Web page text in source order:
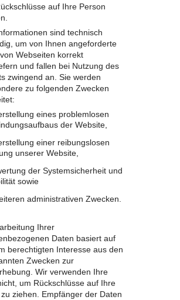
auf Ihre Person
sind technisch
um von Ihnen angeforderte
Webseiten korrekt
und fallen bei Nutzung des
zwingend an. Sie werden
zu folgenden Zwecken
eines problemlosen
der Website,
einer reibungslosen
unserer Website,
der Systemsicherheit und
sowie
administrativen Zwecken.
Ihrer
Daten basiert auf
berechtigten Interesse aus den
Zwecken zur
Wir verwenden Ihre
um Rückschlüsse auf Ihre
ziehen. Empfänger der Daten